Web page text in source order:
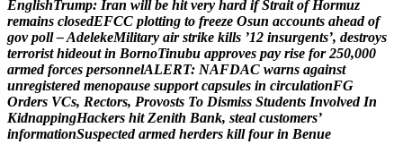
EnglishTrump: Iran will be hit very hard if Strait of Hormuz
remains closedEFCC plotting to freeze Osun accounts ahead of
gov poll –AdelekeMilitary air strike kills ’12 insurgents’, destroys
terrorist hideout in BornoTinubu approves pay rise for 250,000
armed forces personnelALERT: NAFDAC warns against
unregistered menopause support capsules in circulationFG
Orders VCs, Rectors, Provosts To Dismiss Students Involved In
KidnappingHackers hit Zenith Bank, steal customers’
informationSuspected armed herders kill four in Benue